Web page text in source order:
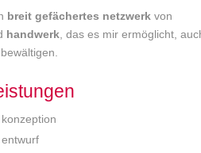
breit gefächertes netzwerk von
handwerk, das es mir ermöglicht,
konzeption
entwurf